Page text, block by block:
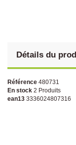
Détails du
Référence 480731
En stock 2 Produits
ean13 3336024807316